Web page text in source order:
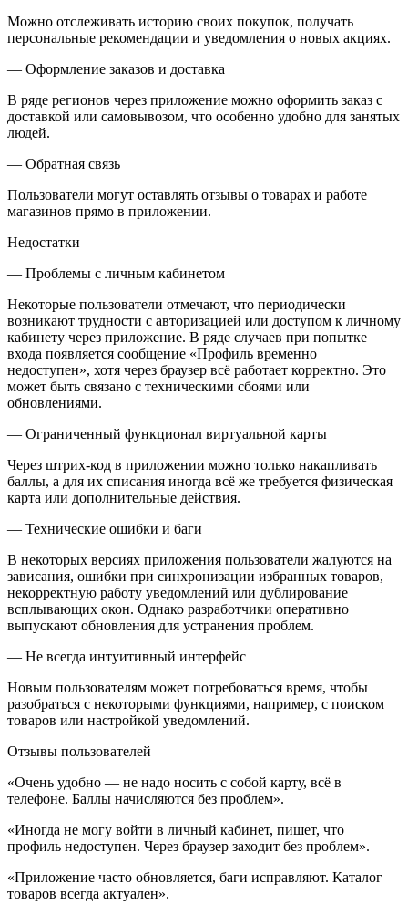
Можно отслеживать историю своих покупок, получать
персональные рекомендации и уведомления о новых акциях.
— Оформление заказов и доставка
В ряде регионов через приложение можно оформить заказ с
доставкой или самовывозом, что особенно удобно для занятых
людей.
— Обратная связь
Пользователи могут оставлять отзывы о товарах и работе
магазинов прямо в приложении.
Недостатки
— Проблемы с личным кабинетом
Некоторые пользователи отмечают, что периодически
возникают трудности с авторизацией или доступом к личному
кабинету через приложение. В ряде случаев при попытке
входа появляется сообщение «Профиль временно
недоступен», хотя через браузер всё работает корректно. Это
может быть связано с техническими сбоями или
обновлениями.
— Ограниченный функционал виртуальной карты
Через штрих-код в приложении можно только накапливать
баллы, а для их списания иногда всё же требуется физическая
карта или дополнительные действия.
— Технические ошибки и баги
В некоторых версиях приложения пользователи жалуются на
зависания, ошибки при синхронизации избранных товаров,
некорректную работу уведомлений или дублирование
всплывающих окон. Однако разработчики оперативно
выпускают обновления для устранения проблем.
— Не всегда интуитивный интерфейс
Новым пользователям может потребоваться время, чтобы
разобраться с некоторыми функциями, например, с поиском
товаров или настройкой уведомлений.
Отзывы пользователей
«Очень удобно — не надо носить с собой карту, всё в
телефоне. Баллы начисляются без проблем».
«Иногда не могу войти в личный кабинет, пишет, что
профиль недоступен. Через браузер заходит без проблем».
«Приложение часто обновляется, баги исправляют. Каталог
товаров всегда актуален».